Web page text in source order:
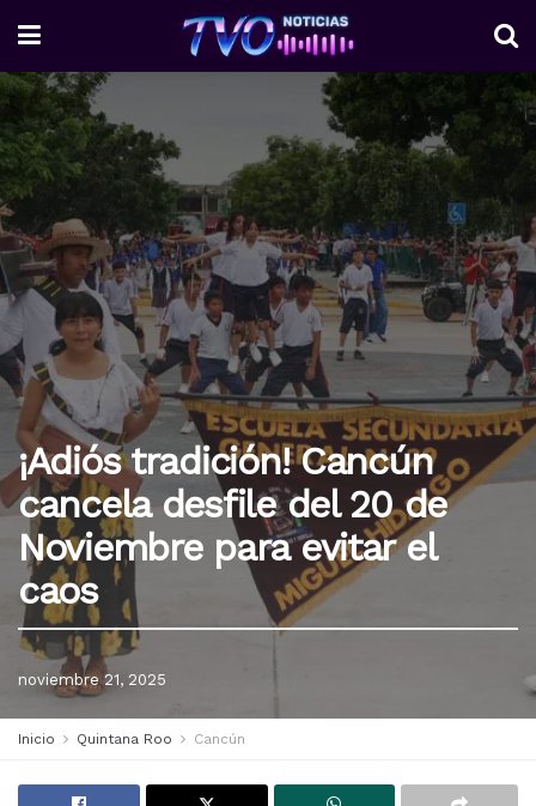
¡Adiós tradición! Cancún
cancela desfile del 20 de
Noviembre para evitar el
caos
noviembre 21, 2025
Inicio Quintana Roo Cancún